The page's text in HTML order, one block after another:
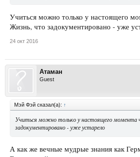
Учиться можно только у настоящего
Жизнь, что задокументировано - уже
24 окт 2016
Атаман
Guest
Мэй Фэй сказал(а): ↑
Учиться можно только у настоящего момента
задокументировано - уже устарело
А как же вечные мудрые знания как